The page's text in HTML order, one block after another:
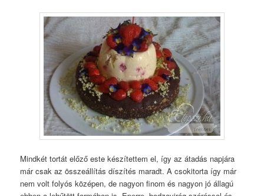
Mindkét tortát előző este készítettem el, így az átadás napjára
már csak az összeállítás díszítés maradt. A csokitorta így már
nem volt folyós középen, de nagyon finom és nagyon jó állagú